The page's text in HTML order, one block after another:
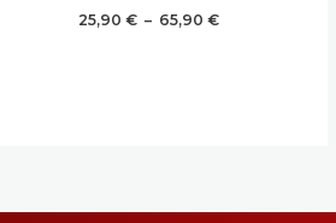
25,90 € – 65,90 €Plage